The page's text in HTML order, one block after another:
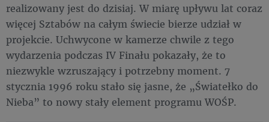
realizowany jest do dzisiaj. W miarę upływu lat coraz
więcej Sztabów na całym świecie bierze udział w
projekcie. Uchwycone w kamerze chwile z tego
wydarzenia podczas IV Finału pokazały, że to
niezwykle wzruszający i potrzebny moment. 7
stycznia 1996 roku stało się jasne, że „Światełko do
Nieba” to nowy stały element programu WOŚP.